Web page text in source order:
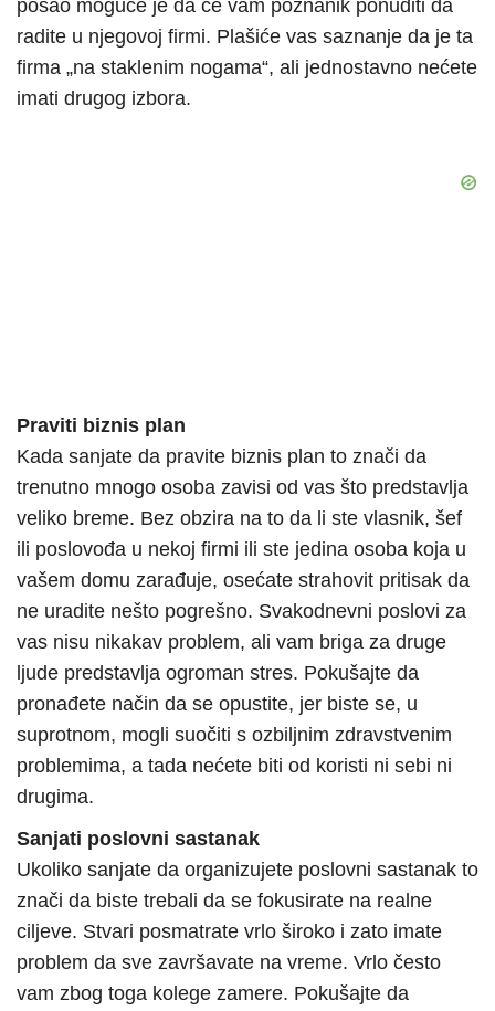
posao moguće je da će vam poznanik ponuditi da
radite u njegovoj firmi. Plašiće vas saznanje da je ta
firma „na staklenim nogama“, ali jednostavno nećete
imati drugog izbora.
Praviti biznis plan
Kada sanjate da pravite biznis plan to znači da
trenutno mnogo osoba zavisi od vas što predstavlja
veliko breme. Bez obzira na to da li ste vlasnik, šef
ili poslovođa u nekoj firmi ili ste jedina osoba koja u
vašem domu zarađuje, osećate strahovit pritisak da
ne uradite nešto pogrešno. Svakodnevni poslovi za
vas nisu nikakav problem, ali vam briga za druge
ljude predstavlja ogroman stres. Pokušajte da
pronađete način da se opustite, jer biste se, u
suprotnom, mogli suočiti s ozbiljnim zdravstvenim
problemima, a tada nećete biti od koristi ni sebi ni
drugima.
Sanjati poslovni sastanak
Ukoliko sanjate da organizujete poslovni sastanak to
znači da biste trebali da se fokusirate na realne
ciljeve. Stvari posmatrate vrlo široko i zato imate
problem da sve završavate na vreme. Vrlo često
vam zbog toga kolege zamere. Pokušajte da